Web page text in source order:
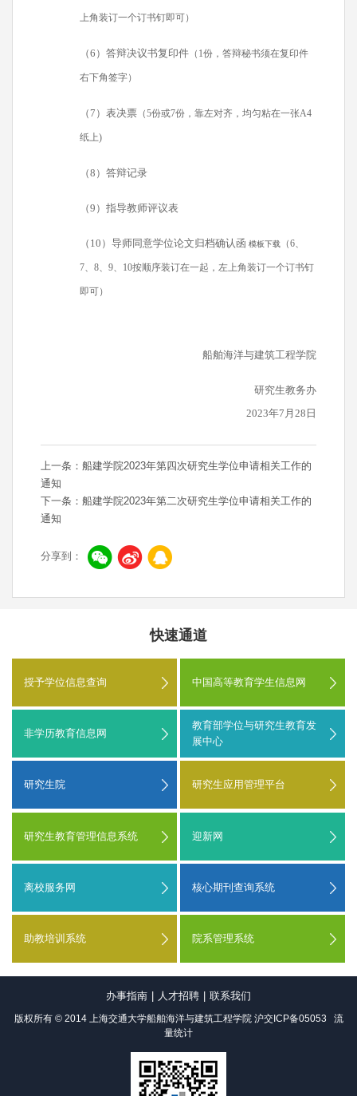
上角装订一个订书钉即可）
（6）答辩决议书复印件 （1份，答辩秘书须在复印件
右下角签字）
（7）表决票 （5份或7份，靠左对齐，均匀粘在一张A4
纸上)
（8）答辩记录
（9）指导教师评议表
（10）导师同意学位论文归档确认函 模板下载 （6、
7、8、9、10按顺序装订在一起，左上角装订一个订书钉
即可）
船舶海洋与建筑工程学院
研究生教务办
2023年7月28日
上一条：船建学院2023年第四次研究生学位申请相关工作的
通知
下一条：船建学院2023年第二次研究生学位申请相关工作的
通知
分享到：
快速通道
授予学位信息查询 中国高等教育学生信息网
非学历教育信息网
教育部学位与研究生教育发
展中心
研究生院 研究生应用管理平台
研究生教育管理信息系统 迎新网
离校服务网 核心期刊查询系统
助教培训系统 院系管理系统
办事指南 人才招聘 联系我们
版权所有 © 2014 上海交通大学船舶海洋与建筑工程学院 沪交ICP备05053
流
量统计